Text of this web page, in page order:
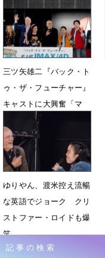
三ツ矢雄二『バック・ト
ゥ・ザ・フューチャー』
キャストに大興奮「マ
12月9日 10時08分
ゆりやん、渡米控え流暢
な英語でジョーク クリ
ストファー・ロイドも爆
笑
12月8日 11時48分
記事の検索